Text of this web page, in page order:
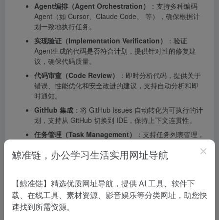
Agent编排（Agent Orchestration）
：支持多种编码
Agent（如 Cursor、Claude Code、 等），确保根据计
划一致地执行任务。
实现验证（Implementation Verification）
：验证
Agent生成的代码是否符合计划，提供针对性的修复建
议，确保代码质量。
代码审查（Code Review）
：即时分析代码，提供关于
错误、性能优化和安全改进的建议，支持自动分析和即
时通知。
GitHub 集成 ：将 GitHub Issues 自动转化为可执行的计
划，支持从 GitHub 切换到 IDE，保持上下文连贯性。
任务管理（Task Management）
：支持任务列表管理，
Traycer的官网地址
官网地址：https://traycer.ai/
Traycer的应用场景
鲸准链，办公学习生活实用网址导航
【鲸准链】精选优质网址导航，提供 AI 工具、软件下
载、在线工具、素材资源、影音娱乐等分类网址，助您快
速找到所需资源。